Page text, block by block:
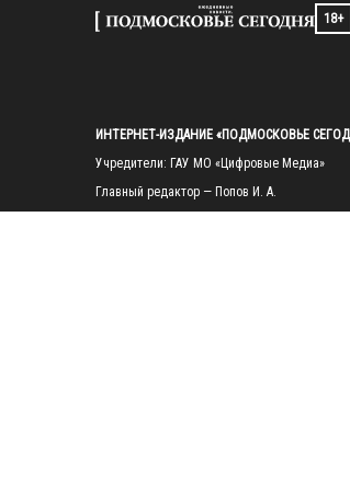
18+
ИНТЕРНЕТ-ИЗДАНИЕ «ПОДМОСКОВЬЕ
Учредители: ГАУ МО «Цифровые Медиа»
Главный редактор — Попов И. А.